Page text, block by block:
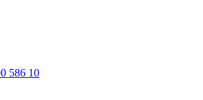
586 10